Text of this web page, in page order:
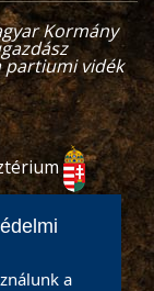
Kormány
partiumi vidék
a